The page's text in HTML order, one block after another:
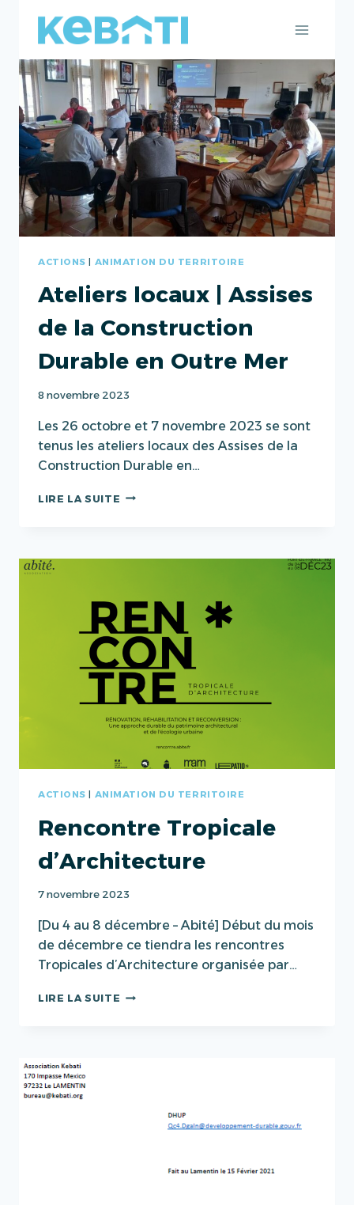
contenu
ACTIONS | ANIMATION DU TERRITOIRE
Ateliers locaux | Assises
de la Construction
Durable en Outre Mer
8 novembre 2023
Les 26 octobre et 7 novembre 2023 se sont
tenus les ateliers locaux des Assises de la
Construction Durable en…
LIRE LA SUITE ATELIERS
DE
DURABLE
EN
OUTRE
MER
ACTIONS ANIMATION DU TERRITOIRE
Rencontre Tropicale
d’Architecture
7 novembre 2023
[Du 4 au 8 décembre – Abité] Début du mois
de décembre ce tiendra les rencontres
Tropicales d’Architecture organisée par…
LIRE LA SUITE RENCONTRE